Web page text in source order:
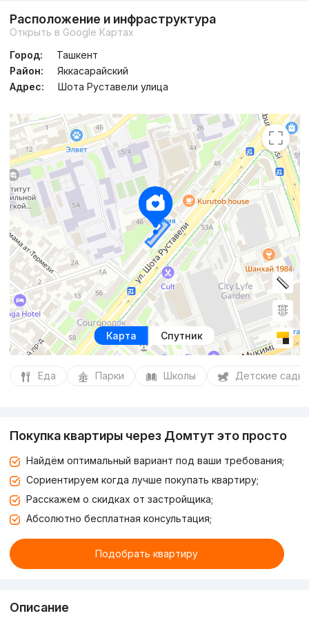
ЖК «Sohil Boyi»
Расположение и инфраструктура
Открыть в Google Картах
Город:
Ташкент
Район:
Яккасарайский
Адрес:
Шота Руставели улица
Карта Спутник
Еда Парки Школы Детские сады
Покупка квартиры через Домтут это просто
Найдём оптимальный вариант под ваши требования;
Сориентируем когда лучше покупать квартиру;
Расскажем о скидках от застройщика;
Абсолютно бесплатная консультация;
Подобрать квартиру
Описание